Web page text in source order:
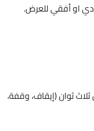
او أفقي للعرض.
ثوان (إيقاف، وقفة،